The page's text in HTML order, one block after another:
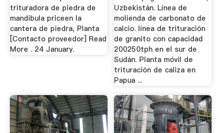
trituradora de piedra de
mandibula priceen la
cantera de piedra, Planta
[Contacto proveedor] Read
More . 24 January.
Uzbekistán. Línea de
molienda de carbonato de
calcio. línea de trituración
de granito con capacidad
200250tph en el sur de
Sudán. Planta móvil de
trituración de caliza en
Papua ...